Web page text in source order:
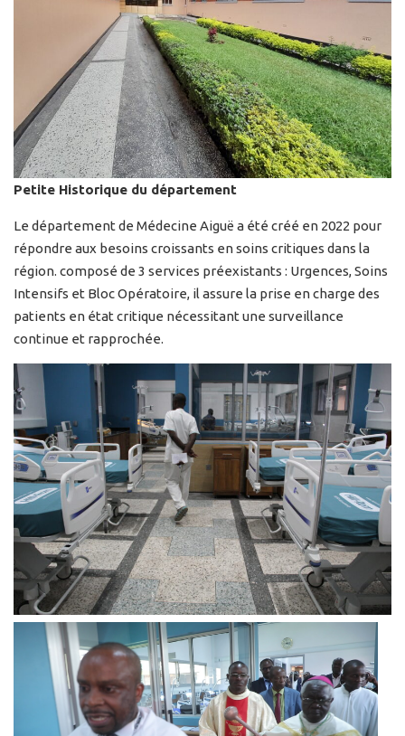
Petite Historique du département
Le département de Médecine Aiguë a été créé en 2022 pour
répondre aux besoins croissants en soins critiques dans la
région. composé de 3 services préexistants : Urgences, Soins
Intensifs et Bloc Opératoire, il assure la prise en charge des
patients en état critique nécessitant une surveillance
continue et rapprochée.